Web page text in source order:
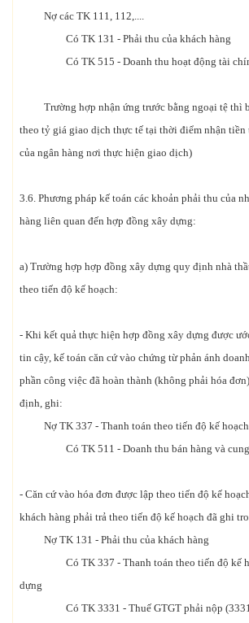
Nợ các TK 111, 112,....
Có TK 131 - Phải thu của khách hàng
Có TK 515 - Doanh thu hoạt động tài
Trường hợp nhận ứng trước bằng ngoại tệ thì
theo tỷ giá giao dịch thực tế tại thời điểm nhận tiền
của ngân hàng nơi thực hiện giao dịch)
3.6. Phương pháp kế toán các khoản phải thu của
hàng liên quan đến hợp đồng xây dựng:
a) Trường hợp hợp đồng xây dựng quy định nhà
theo tiến độ kế hoạch:
- Khi kết quả thực hiện hợp đồng xây dựng được
tin cậy, kế toán căn cứ vào chứng từ phản ánh
phần công việc đã hoàn thành (không phải hóa
định, ghi:
Nợ TK 337 - Thanh toán theo tiến độ kế hoạch
Có TK 511 - Doanh thu bán hàng và cung
- Căn cứ vào hóa đơn được lập theo tiến độ kế
khách hàng phải trả theo tiến độ kế hoạch đã ghi
Nợ TK 131 - Phải thu của khách hàng
Có TK 337 - Thanh toán theo tiến độ kế
dựng
Có TK 3331 - Thuế GTGT phải nộp